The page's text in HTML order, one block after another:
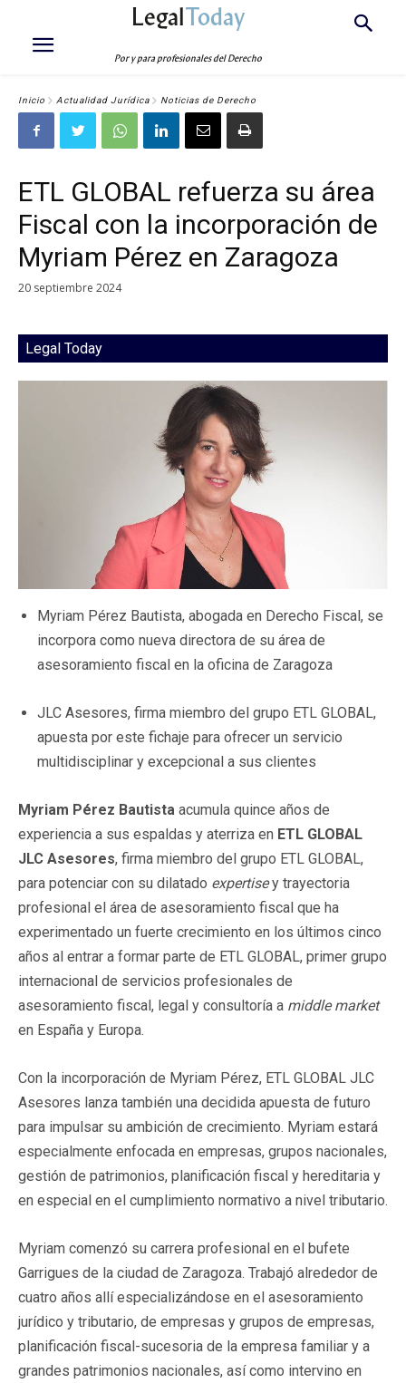
LegalToday
Por y para profesionales del Derecho
Inicio Actualidad Jurídica Noticias de Derecho
ETL GLOBAL refuerza su área
Fiscal con la incorporación de
Myriam Pérez en Zaragoza
20 septiembre 2024
Legal Today
Myriam Pérez Bautista, abogada en Derecho Fiscal, se
incorpora como nueva directora de su área de
asesoramiento fiscal en la oficina de Zaragoza
JLC Asesores, firma miembro del grupo ETL GLOBAL,
apuesta por este fichaje para ofrecer un servicio
multidisciplinar y excepcional a sus clientes
Myriam Pérez Bautista acumula quince años de
experiencia a sus espaldas y aterriza en ETL GLOBAL
JLC Asesores, firma miembro del grupo ETL GLOBAL,
para potenciar con su dilatado expertisey trayectoria
profesional el área de asesoramiento fiscal que ha
experimentado un fuerte crecimiento en los últimos cinco
años al entrar a formar parte de ETL GLOBAL, primer grupo
internacional de servicios profesionales de
asesoramiento fiscal, legal y consultoría a middle market
en España y Europa.
Con la incorporación de Myriam Pérez, ETL GLOBAL JLC
Asesores lanza también una decidida apuesta de futuro
para impulsar su ambición de crecimiento. Myriam estará
especialmente enfocada en empresas, grupos nacionales,
gestión de patrimonios, planificación fiscal y hereditaria y
en especial en el cumplimiento normativo a nivel tributario.
Myriam comenzó su carrera profesional en el bufete
Garrigues de la ciudad de Zaragoza. Trabajó alrededor de
cuatro años allí especializándose en el asesoramiento
jurídico y tributario, de empresas y grupos de empresas,
planificación fiscal-sucesoria de la empresa familiar y a
grandes patrimonios nacionales, así como intervino en